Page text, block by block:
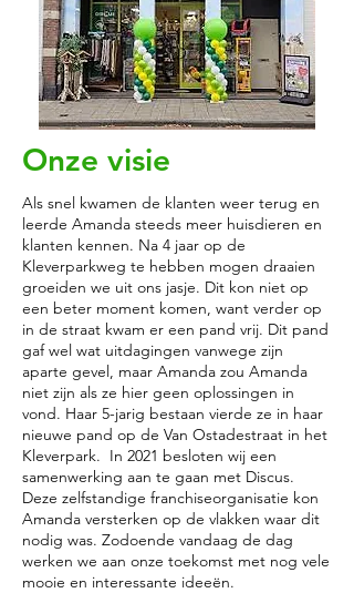
Onze visie
Als snel kwamen de klanten weer terug en
leerde Amanda steeds meer huisdieren en
klanten kennen. Na 4 jaar op de
Kleverparkweg te hebben mogen draaien
groeiden we uit ons jasje. Dit kon niet op
een beter moment komen, want verder op
in de straat kwam er een pand vrij. Dit pand
gaf wel wat uitdagingen vanwege zijn
aparte gevel, maar Amanda zou Amanda
niet zijn als ze hier geen oplossingen in
vond. Haar 5-jarig bestaan vierde ze in haar
nieuwe pand op de Van Ostadestraat in het
Kleverpark. In 2021 besloten wij een
samenwerking aan te gaan met Discus.
Deze zelfstandige franchiseorganisatie kon
Amanda versterken op de vlakken waar dit
nodig was. Zodoende vandaag de dag
werken we aan onze toekomst met nog vele
mooie en interessante ideeën.